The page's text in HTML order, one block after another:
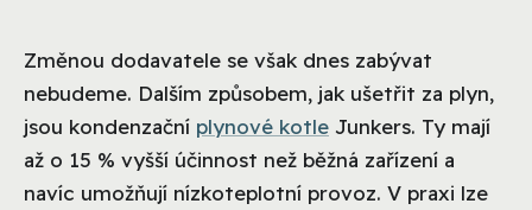
Změnou dodavatele se však dnes zabývat
nebudeme. Dalším způsobem, jak ušetřit za plyn,
jsou kondenzační plynové kotle Junkers. Ty mají
až o 15 % vyšší účinnost než běžná zařízení a
navíc umožňují nízkoteplotní provoz. V praxi lze